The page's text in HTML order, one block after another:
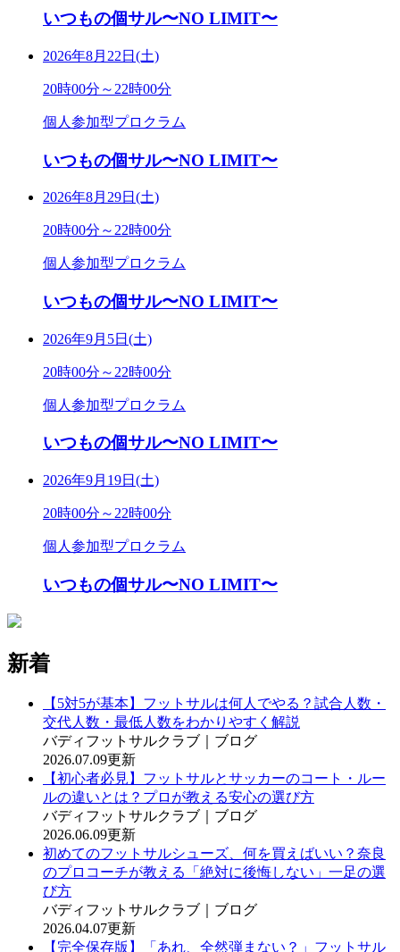
いつもの個サル〜NO LIMIT〜
2026年8月22日(土)
20時00分～22時00分
個人参加型プロクラム
いつもの個サル〜NO LIMIT〜
2026年8月29日(土)
20時00分～22時00分
個人参加型プロクラム
いつもの個サル〜NO LIMIT〜
2026年9月5日(土)
20時00分～22時00分
個人参加型プロクラム
いつもの個サル〜NO LIMIT〜
2026年9月19日(土)
20時00分～22時00分
個人参加型プロクラム
いつもの個サル〜NO LIMIT〜
新着
【5対5が基本】フットサルは何人でやる？試合人数・
交代人数・最低人数をわかりやすく解説
バディフットサルクラブ｜ブログ
2026.07.09更新
【初心者必見】フットサルとサッカーのコート・ルー
ルの違いとは？プロが教える安心の選び方
バディフットサルクラブ｜ブログ
2026.06.09更新
初めてのフットサルシューズ、何を買えばいい？奈良
のプロコーチが教える「絶対に後悔しない」一足の選
び方
バディフットサルクラブ｜ブログ
2026.04.07更新
【完全保存版】「あれ、全然弾まない？」フットサル